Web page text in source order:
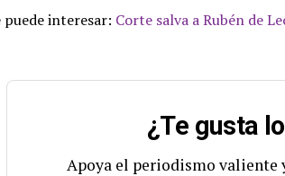
puede interesar: Corte salva a Rubén de
¿Te gusta
Apoya el periodismo valiente